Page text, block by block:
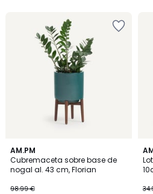
AM.PM
Cubremaceta sobre base de
nogal al. 43 cm, Florian
98.99 €
4,6
/ 5
/